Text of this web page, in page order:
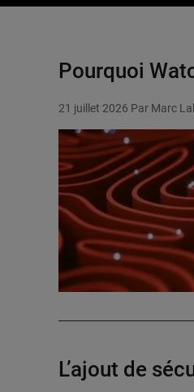
Pourquoi
21 juillet 2026 Par Marc
L’ajout de